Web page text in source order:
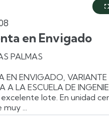

en Envigado
PALMAS
EN ENVIGADO, VARIANTE
A LA ESCUELA DE
lote. En unidad
...